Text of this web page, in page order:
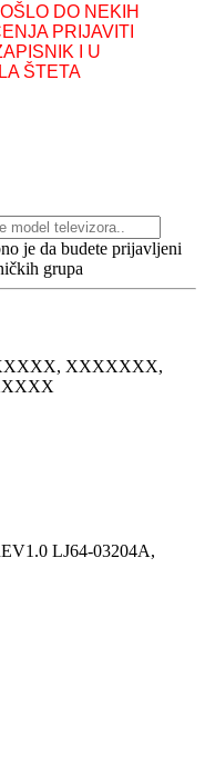
DO NEKIH
PRIJAVITI
I U
ŠTETA
je da budete prijavljeni
grupa
XXXXXXX,
LJ64-03204A,